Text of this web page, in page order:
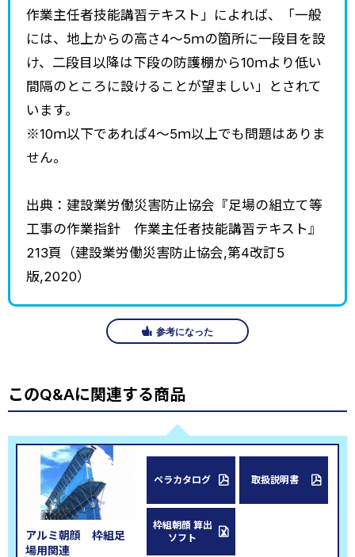
作業主任者技能講習テキスト」によれば、「一般
には、地上からの高さ4～5ｍの箇所に一段目を設
け、二段目以降は下段の防護棚から10ｍより低い
間隔のところに設けることが望ましい」とされて
います。
※10ｍ以下であれば4～5ｍ以上でも問題はありま
せん。
出典：建設業労働災害防止協会『足場の組立て等
工事の作業指針 作業主任者技能講習テキスト』
213頁（建設業労働災害防止協会,第4改訂5
版,2020）
参考になった
このQ&Aに関連する商品
アルミ朝顔 枠組足
場用関連
ペラカタログ 取扱説明書
枠組朝顔 算出
ソフト